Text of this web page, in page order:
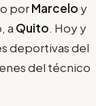
porMarcelo y
a Quito. Hoy y
deportivas del
del técnico